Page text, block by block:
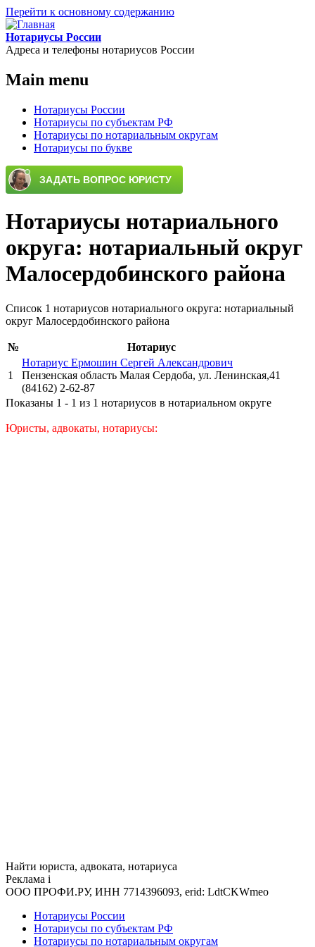
Перейти к основному содержанию
Нотариусы России
Адреса и телефоны нотариусов России
Main menu
Нотариусы России
Нотариусы по субъектам РФ
Нотариусы по нотариальным округам
Нотариусы по букве
Нотариусы нотариального
округа: нотариальный округ
Малосердобинского района
Список 1 нотариусов нотариального округа: нотариальный
округ Малосердобинского района
№ Нотариус
1
Нотариус Ермошин Сергей Александрович
Пензенская область Малая Сердоба, ул. Ленинская,41
(84162) 2-62-87
Показаны 1 - 1 из 1 нотариусов в нотариальном округе
Юристы, адвокаты, нотариусы:
Найти юриста, адвоката, нотариуса
Реклама i
ООО ПРОФИ.РУ, ИНН 7714396093, erid: LdtCKWmeo
Нотариусы России
Нотариусы по субъектам РФ
Нотариусы по нотариальным округам